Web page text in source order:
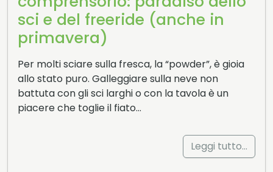
sci e del freeride (anche in
primavera)
Per molti sciare sulla fresca, la “powder”, è gioia
allo stato puro. Galleggiare sulla neve non
battuta con gli sci larghi o con la tavola è un
piacere che toglie il fiato…
Leggi tutto…